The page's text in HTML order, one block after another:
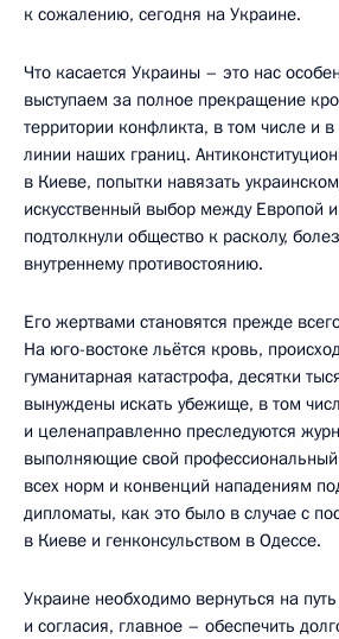
к сожалению, сегодня на Украине.
Что касается Украины – это нас
выступаем за полное прекращение
территории конфликта, в том числе и
линии наших границ.
в Киеве, попытки навязать
искусственный выбор между Европой
подтолкнули общество к расколу,
внутреннему противостоянию.
Его жертвами становятся прежде
На юго-востоке льётся кровь,
гуманитарная катастрофа, десятки
вынуждены искать убежище, в том
и целенаправленно преследуются
выполняющие свой
всех норм и конвенций нападениям
дипломаты, как это было в случае с
в Киеве и генконсульством в Одессе.
Украине необходимо вернуться на
и согласия, главное – обеспечить